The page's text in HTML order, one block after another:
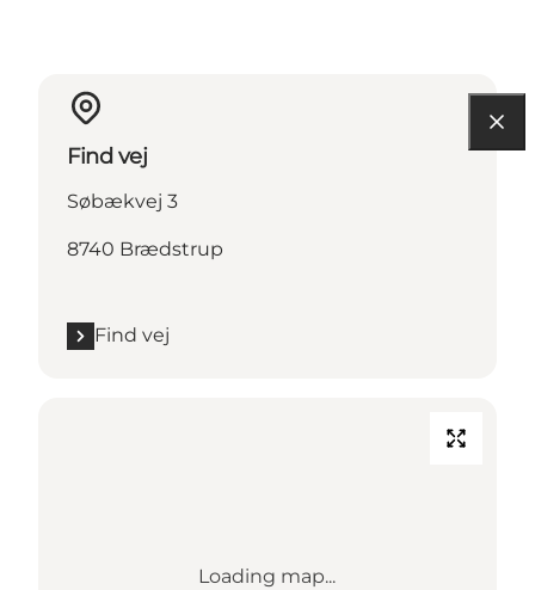
Find vej
Søbækvej 3
8740 Brædstrup
Find vej
Loading map...